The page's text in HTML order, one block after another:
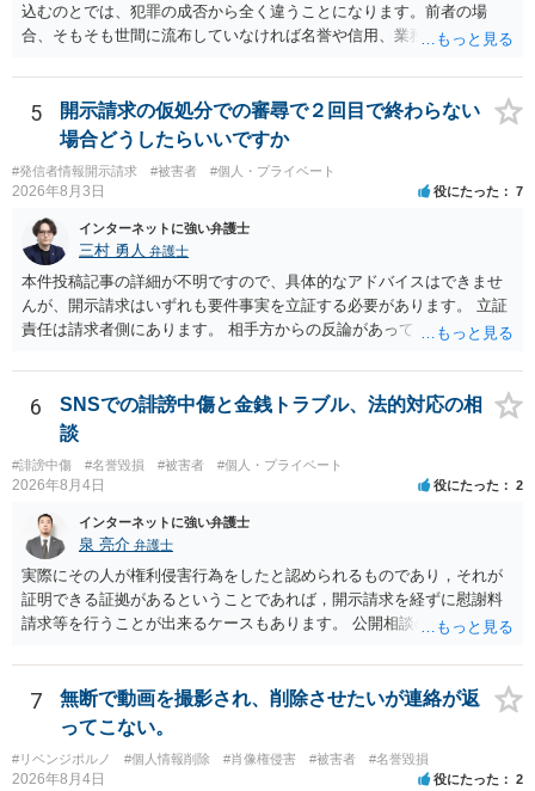
込むのとでは、犯罪の成否から全く違うことになります。前者の場
合、そもそも世間に流布していなければ名誉や信用、業務にかかる犯
5
開示請求の仮処分での審尋で２回目で終わらない
場合どうしたらいいですか
#発信者情報開示請求 #被害者 #個人・プライベート
2026年8月3日 役にたった 7
インターネットに強い弁護士
三村 勇人 弁護士
本件投稿記事の詳細が不明ですので、具体的なアドバイスはできませ
んが、開示請求はいずれも要件事実を立証する必要があります。 立証
責任は請求者側にあります。 相手方からの反論があっても、裁判官が
方が口頭で反論したのは、仮処分は迅速性が要求されるためです。 書
面での反論となれば、より遅延する可能性がございます。 また、本件
はXのため、APのIPアドレスの保存期間の問題もございます。 開示請
求は法律知識が不可欠ですが、それだけでは足りず、実務を踏まえた
方法を選択することが重要です。
6
SNSでの誹謗中傷と金銭トラブル、法的対応の相
談
#誹謗中傷 #名誉毀損 #被害者 #個人・プライベート
2026年8月4日 役にたった 2
インターネットに強い弁護士
泉 亮介 弁護士
実際にその人が権利侵害行為をしたと認められるものであり，それが
証明できる証拠があるということであれば，開示請求を経ずに慰謝料
請求等を行うことが出来るケースもあります。 公開相談の場では回答
に個別に相談されると良いでしょう。
7
無断で動画を撮影され、削除させたいが連絡が返
ってこない。
#リベンジポルノ #個人情報削除 #肖像権侵害 #被害者 #名誉毀損
2026年8月4日 役にたった 2